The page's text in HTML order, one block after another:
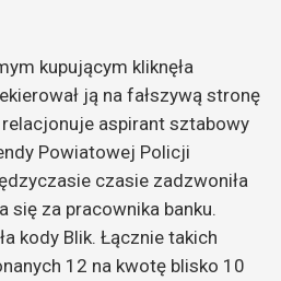
kupującym kliknęła
ją na fałszywą stronę
aspirant sztabowy
Powiatowej Policji
czasie zadzwoniła
się za pracownika banku.
kody Blik. Łącznie takich
12 na kwotę blisko 10